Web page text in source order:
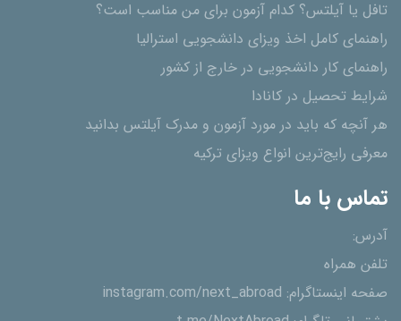
تافل یا آیلتس؟ کدام آزمون برای من مناسب است؟
راهنمای کامل اخذ ویزای دانشجویی استرالیا
راهنمای کار دانشجویی در خارج از کشور
شرایط تحصیل در کانادا
هر آنچه که باید در مورد آزمون و مدرک آیلتس بدانید
معرفی رایج‌ترین انواع ویزای ترکیه
تماس با ما
آدرس:
تلفن همراه
صفحه اینستاگرام:instagram.com/next_abroad